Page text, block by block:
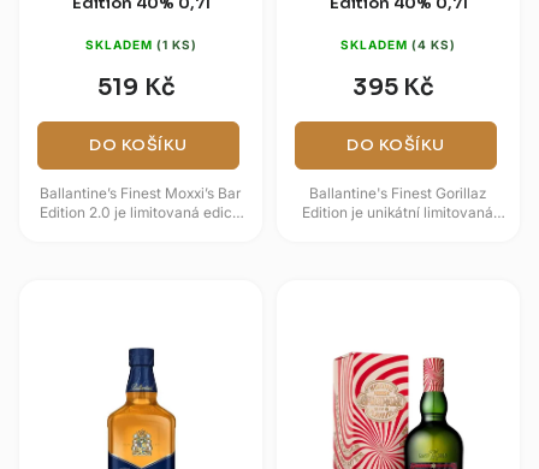
SKLADEM (1 KS)
519 Kč
DO KOŠÍKU
Ballantine’s Finest Moxxi’s Bar
Edition 2.0 je limitovaná edice
SKLADEM (4 KS)
395 Kč
DO KOŠÍKU
Ballantine's Finest Gorillaz
Edition je unikátní limitovaná